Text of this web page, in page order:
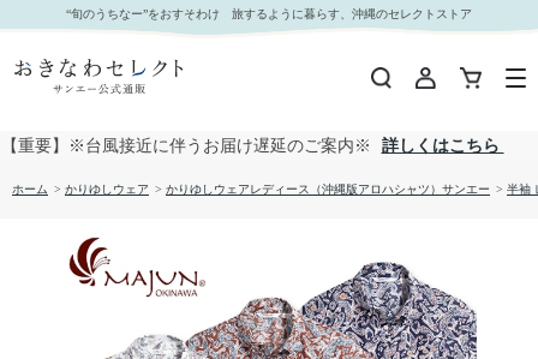
【送料無料】フィッシュドロップス柄 かりゆしウェア GEL19013S L｜おきなわセレクト サン
エー公式通販
“旬のうちなー”をおすそわけ 旅するように暮らす、沖縄のセレクトストア
【重要】※台風接近に伴うお届け遅延のご案内※ 詳しくはこちら
ホーム > かりゆしウェア > かりゆしウェアレディース（沖縄版アロハシャツ）サンエー > 半袖